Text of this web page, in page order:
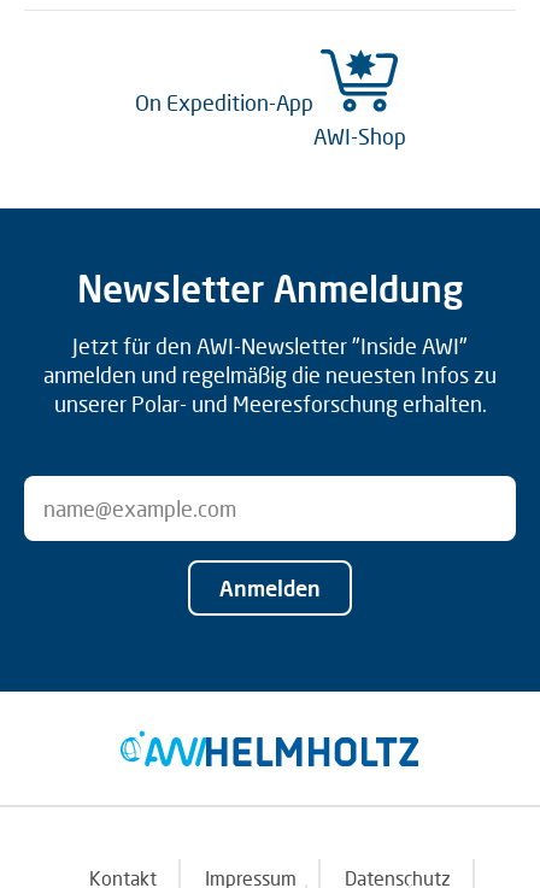
On Expedition-App
AWI-Shop
Newsletter Anmeldung
Jetzt für den AWI-Newsletter "Inside AWI"
anmelden und regelmäßig die neuesten Infos zu
unserer Polar- und Meeresforschung erhalten.
Anmelden
Kontakt Impressum Datenschutz